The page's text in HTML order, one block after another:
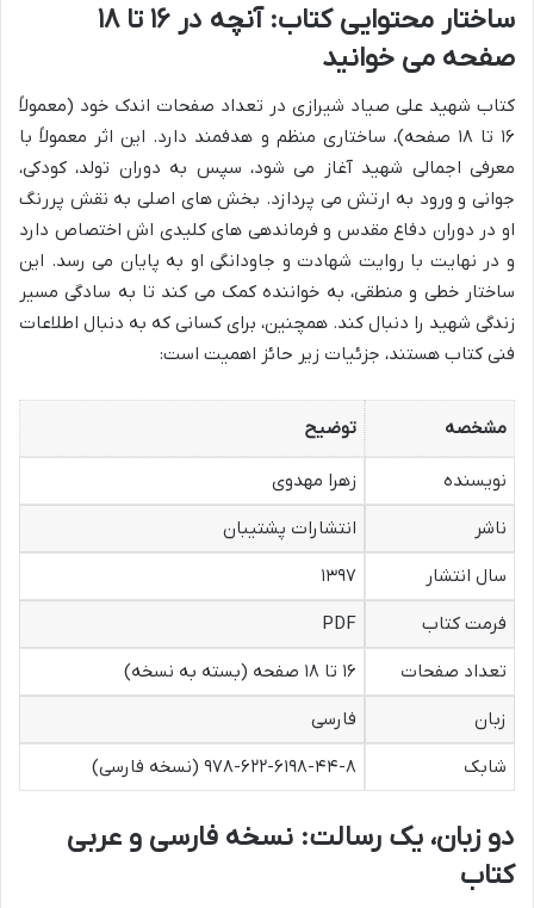
ساختار محتوایی کتاب: آنچه در ۱۶ تا ۱۸
صفحه می خوانید
کتاب شهید علی صیاد شیرازی در تعداد صفحات اندک خود (معمولاً
۱۶ تا ۱۸ صفحه)، ساختاری منظم و هدفمند دارد. این اثر معمولاً با
معرفی اجمالی شهید آغاز می شود، سپس به دوران تولد، کودکی،
جوانی و ورود به ارتش می پردازد. بخش های اصلی به نقش پررنگ
او در دوران دفاع مقدس و فرماندهی های کلیدی اش اختصاص دارد
و در نهایت با روایت شهادت و جاودانگی او به پایان می رسد. این
ساختار خطی و منطقی، به خواننده کمک می کند تا به سادگی مسیر
زندگی شهید را دنبال کند. همچنین، برای کسانی که به دنبال اطلاعات
فنی کتاب هستند، جزئیات زیر حائز اهمیت است:
مشخصه توضیح
نویسنده
زهرا مهدوی
ناشر
انتشارات پشتیبان
سال انتشار
۱۳۹۷
فرمت کتاب
PDF
تعداد صفحات
۱۶ تا ۱۸ صفحه (بسته به نسخه)
زبان
فارسی
شابک
۹۷۸-۶۲۲-۶۱۹۸-۴۴-۸ (نسخه فارسی)
دو زبان، یک رسالت: نسخه فارسی و عربی
کتاب